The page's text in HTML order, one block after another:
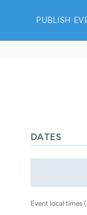
PUBLISH
DATES
Event local times